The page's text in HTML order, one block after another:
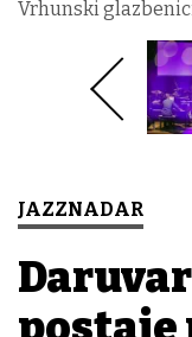
Vrhunski
JAZZNADAR